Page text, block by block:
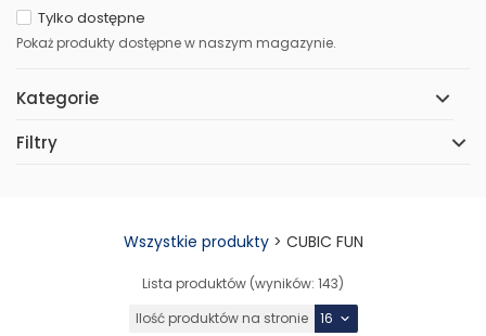
Tylko dostępne
Pokaż produkty dostępne w naszym magazynie.
Kategorie
Filtry
Wszystkie produkty > CUBIC FUN
Lista produktów (wyników: 143)
Ilość produktów na stronie